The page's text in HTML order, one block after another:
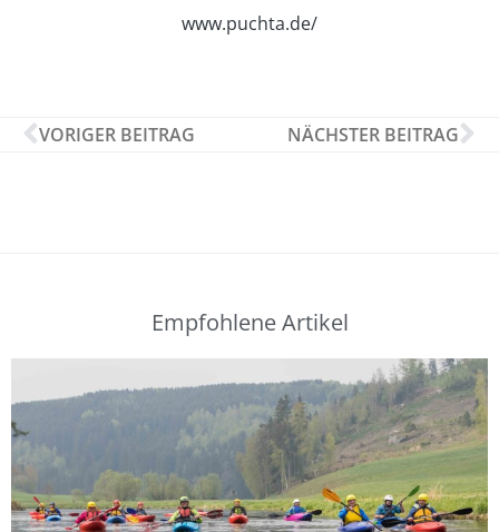
www.puchta.de/
VORIGER BEITRAG NÄCHSTER BEITRAG
Empfohlene Artikel